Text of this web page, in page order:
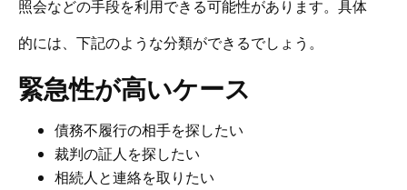
照会などの手段を利用できる可能性があります。具体
的には、下記のような分類ができるでしょう。
緊急性が高いケース
債務不履行の相手を探したい
裁判の証人を探したい
相続人と連絡を取りたい